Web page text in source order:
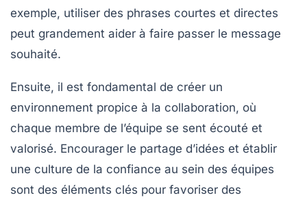
exemple, utiliser des phrases courtes et directes
peut grandement aider à faire passer le message
souhaité.
Ensuite, il est fondamental de créer un
environnement propice à la collaboration, où
chaque membre de l’équipe se sent écouté et
valorisé. Encourager le partage d’idées et établir
une culture de la confiance au sein des équipes
sont des éléments clés pour favoriser des